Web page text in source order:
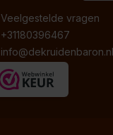
Veelgestelde vragen
+31180396467
info@dekruidenbaron.nl